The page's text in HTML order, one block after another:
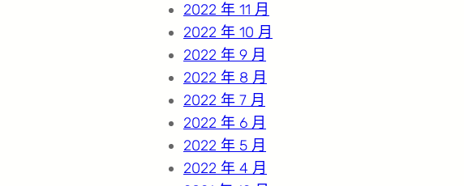
2022 年 11 月
2022 年 10 月
2022 年 9 月
2022 年 8 月
2022 年 7 月
2022 年 6 月
2022 年 5 月
2022 年 4 月